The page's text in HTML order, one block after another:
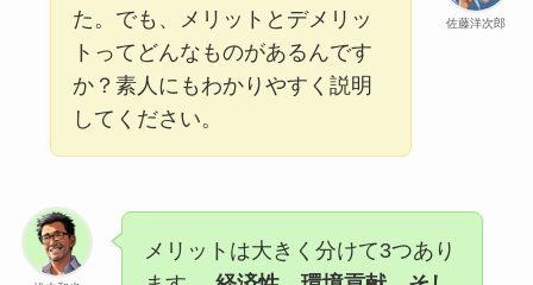
佐藤洋次郎
た。でも、メリットとデメリッ
トってどんなものがあるんです
か？素人にもわかりやすく説明
してください。
メリットは大きく分けて3つあり